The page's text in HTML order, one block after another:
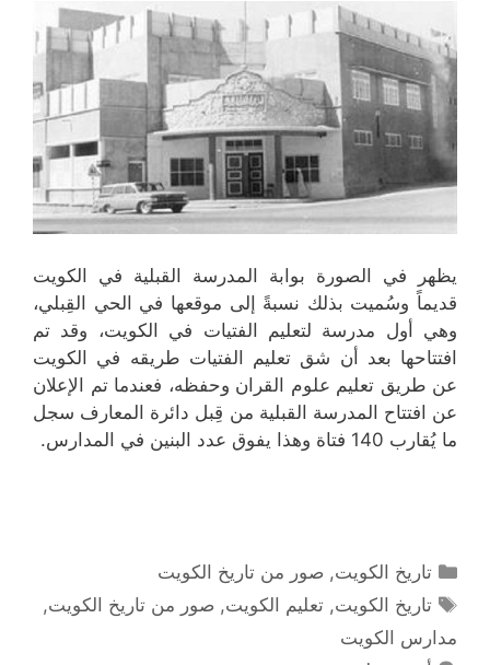
يظهر في الصورة بوابة المدرسة القبلية في الكويت
قديماً وسُميت بذلك نسبةً إلى موقعها في الحي القِبلي،
وهي أول مدرسة لتعليم الفتيات في الكويت، وقد تم
افتتاحها بعد أن شق تعليم الفتيات طريقه في الكويت
عن طريق تعليم علوم القران وحفظه، فعندما تم الإعلان
عن افتتاح المدرسة القبلية من قِبل دائرة المعارف سجل
ما يُقارب 140 فتاة وهذا يفوق عدد البنين في المدارس.
التصنيفات
تاريخ الكويت, صور من تاريخ الكويت
الوسوم
تاريخ الكويت,تعليم الكويت, صور من تاريخ الكويت,
مدارس الكويت